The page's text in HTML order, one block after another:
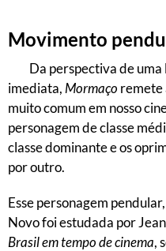
Movimento
Da perspectiva de uma
imediata, Mormaço remete
muito comum em nosso
personagem de classe
classe dominante e os
por outro.
Esse personagem
Novo foi estudada por
Brasil em tempo de cinema,